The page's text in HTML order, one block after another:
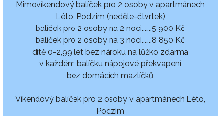
Mimovíkendový balíček pro 2 osoby v apartmánech
Léto, Podzim (neděle-čtvrtek)
balíček pro 2 osoby na 2 noci.......5 900 Kč
balíček pro 2 osoby na 3 noci.......8 850 Kč
dítě 0-2,99 let bez nároku na lůžko zdarma
v každém balíčku nápojové překvapení
bez domácích mazlíčků
Víkendový balíček pro 2 osoby v apartmánech Léto,
Podzim